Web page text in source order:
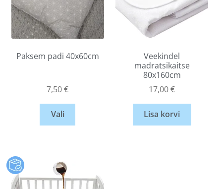
Paksem padi 40x60cm
7,50€
Vali
Veekindel
madratsikaitse
80x160cm
17,00€
Lisa korvi